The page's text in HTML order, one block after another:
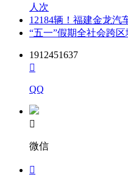
人次
12184辆！福建金龙汽
“五一”假期全社会跨
1912451637

QQ

微信
